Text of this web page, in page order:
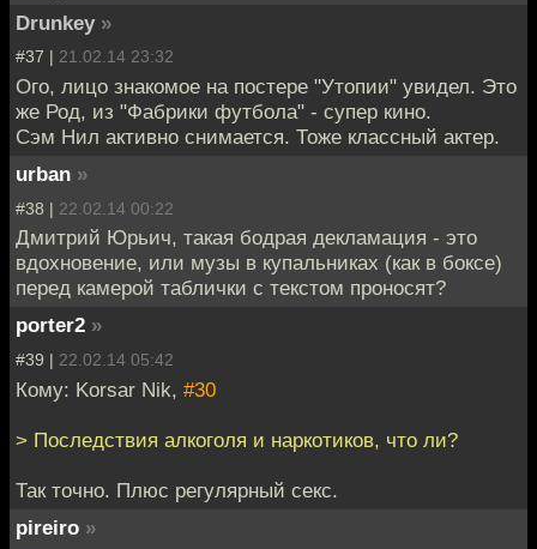
Drunkey »
#37 | 21.02.14 23:32
Ого, лицо знакомое на постере "Утопии" увидел. Это
же Род, из "Фабрики футбола" - супер кино.
Сэм Нил активно снимается. Тоже классный актер.
urban »
#38 | 22.02.14 00:22
Дмитрий Юрьич, такая бодрая декламация - это
вдохновение, или музы в купальниках (как в боксе)
перед камерой таблички с текстом проносят?
porter2 »
#39 | 22.02.14 05:42
Кому: Korsar Nik, #30
> Последствия алкоголя и наркотиков, что ли?
Так точно. Плюс регулярный секс.
pireiro »